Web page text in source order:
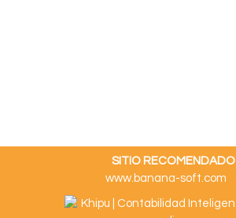
SITIO RECOMENDADO
www.banana-soft.com